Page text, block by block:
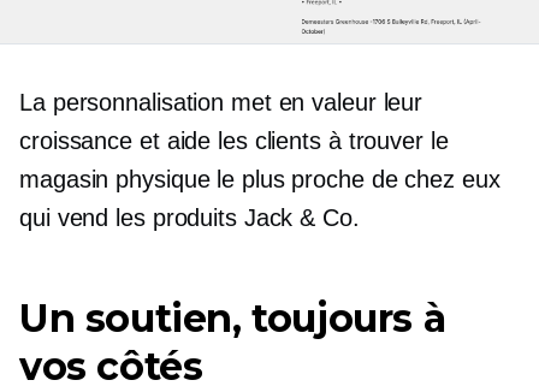
La personnalisation met en valeur leur
croissance et aide les clients à trouver le
magasin physique le plus proche de chez eux
qui vend les produits Jack & Co.
Un soutien, toujours à
vos côtés